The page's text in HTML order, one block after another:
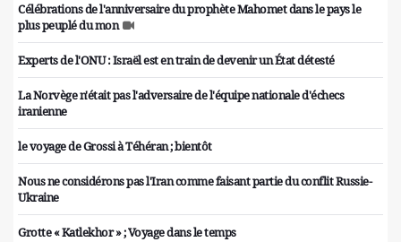
Célébrations de l'anniversaire du prophète Mahomet dans le pays le
plus peuplé du mon
Experts de l'ONU : Israël est en train de devenir un État détesté
La Norvège n'était pas l'adversaire de l'équipe nationale d'échecs
iranienne
le voyage de Grossi à Téhéran ; bientôt
Nous ne considérons pas l'Iran comme faisant partie du conflit Russie-
Ukraine
Grotte « Katlekhor » ; Voyage dans le temps